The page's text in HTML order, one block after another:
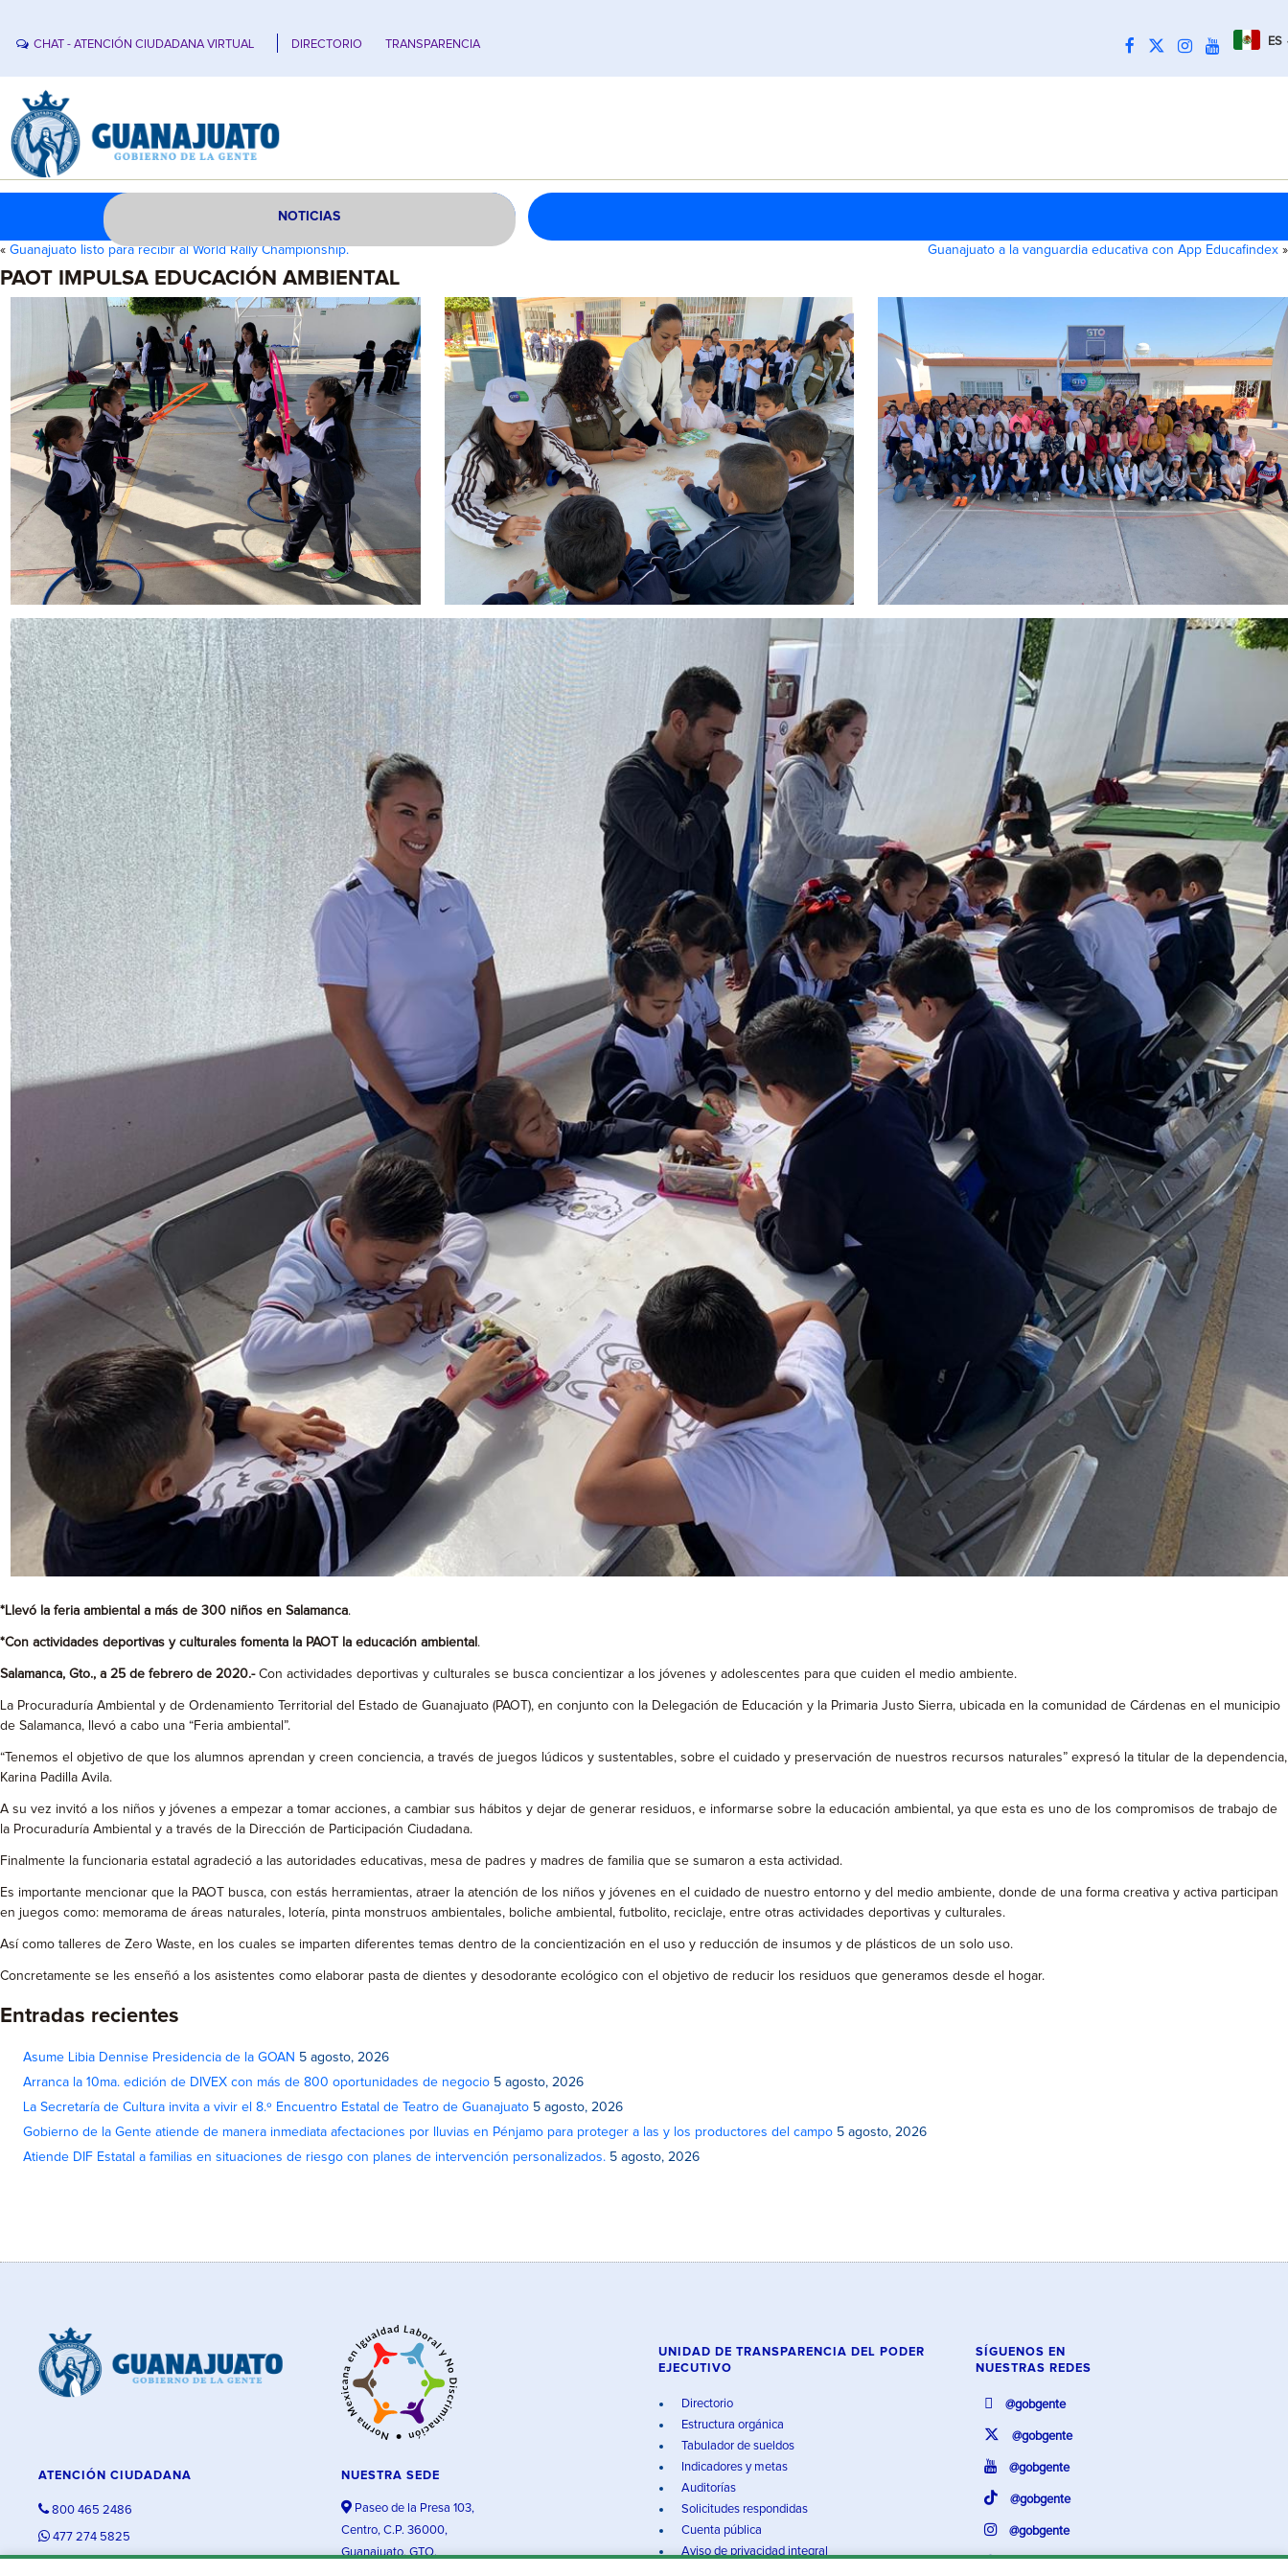
CHAT - ATENCIÓN CIUDADANA VIRTUAL DIRECTORIO TRANSPARENCIA ES
NOTICIAS
« Guanajuato listo para recibir al World Rally Championship. Guanajuato a la vanguardia educativa con App Educafindex »
PAOT IMPULSA EDUCACIÓN AMBIENTAL
*Llevó la feria ambiental a más de 300 niños en Salamanca.
*Con actividades deportivas y culturales fomenta la PAOT la educación ambiental .
Salamanca, Gto., a 25 de febrero de 2020.- Con actividades deportivas y culturales se busca concientizar a los jóvenes y adolescentes para que cuiden el medio ambiente.
La Procuraduría Ambiental y de Ordenamiento Territorial del Estado de Guanajuato (PAOT), en conjunto con la Delegación de Educación y la Primaria Justo Sierra, ubicada en la comunidad de Cárdenas en el municipio
de Salamanca, llevó a cabo una “Feria ambiental”.
“Tenemos el objetivo de que los alumnos aprendan y creen conciencia, a través de juegos lúdicos y sustentables, sobre el cuidado y preservación de nuestros recursos naturales” expresó la titular de la dependencia,
Karina Padilla Avila.
A su vez invitó a los niños y jóvenes a empezar a tomar acciones, a cambiar sus hábitos y dejar de generar residuos, e informarse sobre la educación ambiental, ya que esta es uno de los compromisos de trabajo de
la Procuraduría Ambiental y a través de la Dirección de Participación Ciudadana.
Finalmente la funcionaria estatal agradeció a las autoridades educativas, mesa de padres y madres de familia que se sumaron a esta actividad.
Es importante mencionar que la PAOT busca, con estás herramientas, atraer la atención de los niños y jóvenes en el cuidado de nuestro entorno y del medio ambiente, donde de una forma creativa y activa participan
en juegos como: memorama de áreas naturales, lotería, pinta monstruos ambientales, boliche ambiental, futbolito, reciclaje, entre otras actividades deportivas y culturales.
Así como talleres de Zero Waste, en los cuales se imparten diferentes temas dentro de la concientización en el uso y reducción de insumos y de plásticos de un solo uso.
Concretamente se les enseñó a los asistentes como elaborar pasta de dientes y desodorante ecológico con el objetivo de reducir los residuos que generamos desde el hogar.
Entradas recientes
Asume Libia Dennise Presidencia de la GOAN 5 agosto, 2026
Arranca la 10ma. edición de DIVEX con más de 800 oportunidades de negocio 5 agosto, 2026
La Secretaría de Cultura invita a vivir el 8.º Encuentro Estatal de Teatro de Guanajuato 5 agosto, 2026
Gobierno de la Gente atiende de manera inmediata afectaciones por lluvias en Pénjamo para proteger a las y los productores del campo 5 agosto, 2026
Atiende DIF Estatal a familias en situaciones de riesgo con planes de intervención personalizados. 5 agosto, 2026
ATENCIÓN CIUDADANA
800 465 2486
477 274 5825
NUESTRA SEDE
Paseo de la Presa 103,
Centro, C.P. 36000,
Guanajuato, GTO.
UNIDAD DE TRANSPARENCIA DEL PODER
EJECUTIVO
Directorio
Estructura orgánica
Tabulador de sueldos
Indicadores y metas
Auditorías
Solicitudes respondidas
Cuenta pública
Aviso de privacidad integral
SÍGUENOS EN
NUESTRAS REDES
@gobgente
@gobgente
@gobgente
@gobgente
@gobgente
@gobgente